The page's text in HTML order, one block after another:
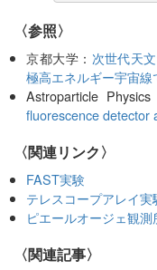
〈参照〉
京都大学： 次世代天
極高エネルギー宇宙線
Astroparticle Physics
fluorescence detector
〈関連リンク〉
FAST実験
テレスコープアレイ実
ピエールオージェ観測
関連記事